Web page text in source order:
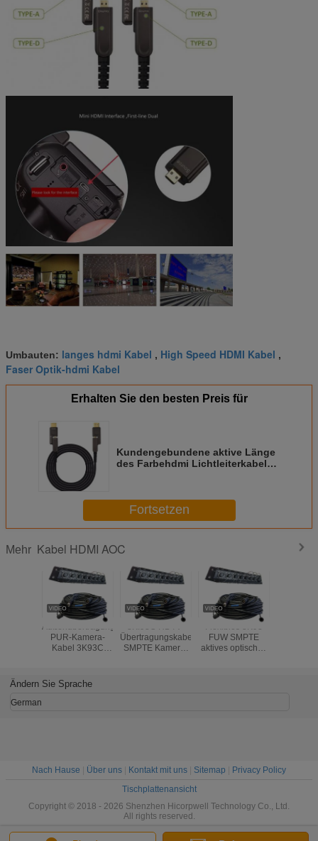
Minimaler
20mm/10mm
Arbeit/Lagertemperatur 0~50°C/-20~70°C
Umbauten: langes hdmi Kabel , High Speed HDMI Kabel ,
Faser Optik-hdmi Kabel
Erhalten Sie den besten Preis für
Kundengebundene aktive Länge
des Farbehdmi Lichtleiterkabel-
Fortsetzen
Mehr Kabel HDMI AOC
Außenübertragung
PUR-Kamera-
Kabel 3K93C
Strom-Elektrische
Hybrid-
3K.93C HDTV-
Übertragungskabel
SMPTE Kamera-
Flexibles 3K93
FUW SMPTE
aktives optisches
Ändern Sie Sprache
German
Nach Hause Über uns Kontakt mit uns Sitemap
Privacy Policy
Tischplattenansicht
Copyright © 2018 - 2026 Shenzhen Hicorpwell Technology Co., Ltd.
All rights reserved.